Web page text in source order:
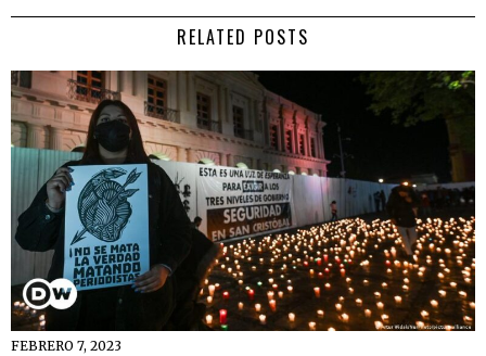
RELATED POSTS
FEBRERO 7, 2023